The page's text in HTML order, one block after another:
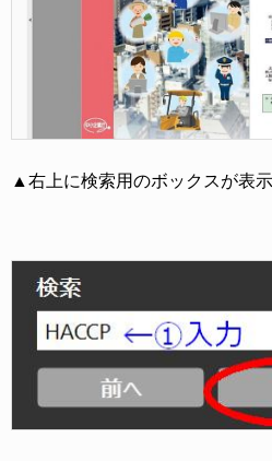
▲右上に検索用のボックスが表示